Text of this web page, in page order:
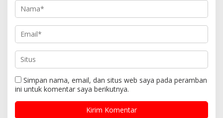
Simpan nama, email, dan situs web saya pada peramban
ini untuk komentar saya berikutnya.